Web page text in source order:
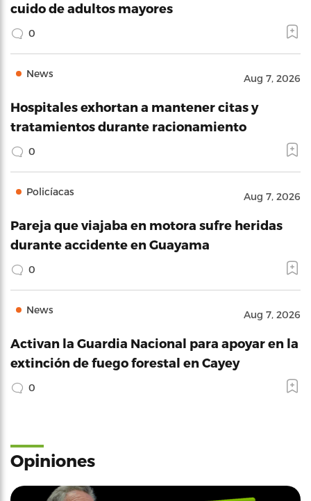
cuido de adultos mayores
0
News Aug 7, 2026
Hospitales exhortan a mantener citas y
tratamientos durante racionamiento
0
Policíacas Aug 7, 2026
Pareja que viajaba en motora sufre heridas
durante accidente en Guayama
0
News Aug 7, 2026
Activan la Guardia Nacional para apoyar en la
extinción de fuego forestal en Cayey
0
Opiniones